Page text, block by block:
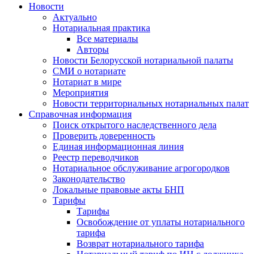
Новости
Актуально
Нотариальная практика
Все материалы
Авторы
Новости Белорусской нотариальной палаты
СМИ о нотариате
Нотариат в мире
Мероприятия
Новости территориальных нотариальных палат
Справочная информация
Поиск открытого наследственного дела
Проверить доверенность
Единая информационная линия
Реестр переводчиков
Нотариальное обслуживание агрогородков
Законодательство
Локальные правовые акты БНП
Тарифы
Тарифы
Освобождение от уплаты нотариального
тарифа
Возврат нотариального тарифа